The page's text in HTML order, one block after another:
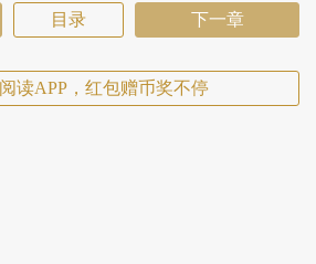
目录 下一章
阅读APP，红包赠币奖不停